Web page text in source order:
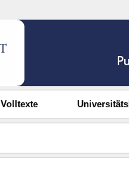
Volltexte